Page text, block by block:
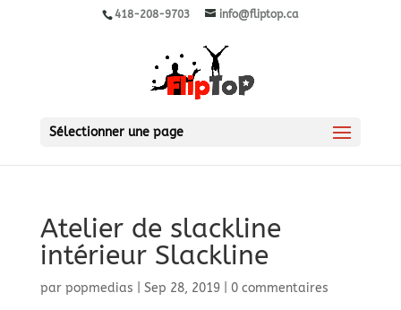
418-208-9703 info@fliptop.ca
Sélectionner une page
Atelier de slackline
intérieur Slackline
par popmedias Sep 28, 2019| 0 commentaires